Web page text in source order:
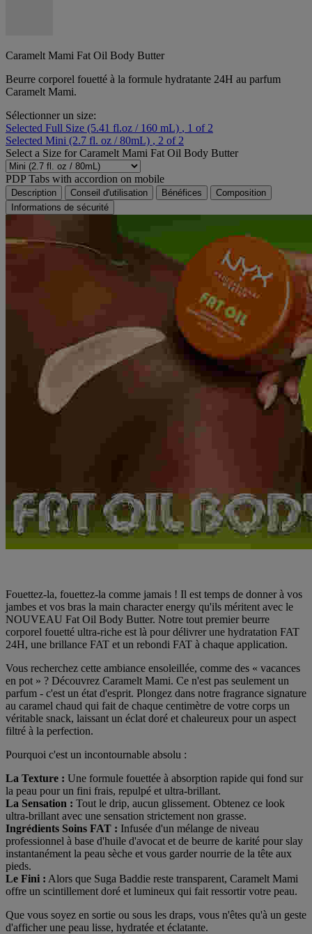
Caramelt Mami Fat Oil Body Butter
Beurre corporel fouetté à la formule hydratante 24H au parfum
Caramelt Mami.
Sélectionner un size:
Selected Full Size (5.41 fl.oz / 160 mL) , 1 of 2
Selected Mini (2.7 fl. oz / 80mL) , 2 of 2
Select a Size for Caramelt Mami Fat Oil Body Butter
PDP Tabs with accordion on mobile
Description Conseil d'utilisation Bénéfices
Composition
Informations de sécurité
Fouettez-la, fouettez-la comme jamais ! Il est temps de donner à vos
jambes et vos bras la main character energy qu'ils méritent avec le
NOUVEAU Fat Oil Body Butter. Notre tout premier beurre
corporel fouetté ultra-riche est là pour délivrer une hydratation FAT
24H, une brillance FAT et un rebondi FAT à chaque application.
Vous recherchez cette ambiance ensoleillée, comme des « vacances
en pot » ? Découvrez Caramelt Mami. Ce n'est pas seulement un
parfum - c'est un état d'esprit. Plongez dans notre fragrance signature
au caramel chaud qui fait de chaque centimètre de votre corps un
véritable snack, laissant un éclat doré et chaleureux pour un aspect
filtré à la perfection.
Pourquoi c'est un incontournable absolu :
La Texture : Une formule fouettée à absorption rapide qui fond sur
la peau pour un fini frais, repulpé et ultra-brillant.
La Sensation : Tout le drip, aucun glissement. Obtenez ce look
ultra-brillant avec une sensation strictement non grasse.
Ingrédients Soins FAT : Infusée d'un mélange de niveau
professionnel à base d'huile d'avocat et de beurre de karité pour slay
instantanément la peau sèche et vous garder nourrie de la tête aux
pieds.
Le Fini : Alors que Suga Baddie reste transparent, Caramelt Mami
offre un scintillement doré et lumineux qui fait ressortir votre peau.
Que vous soyez en sortie ou sous les draps, vous n'êtes qu'à un geste
d'afficher une peau lisse, hydratée et éclatante.